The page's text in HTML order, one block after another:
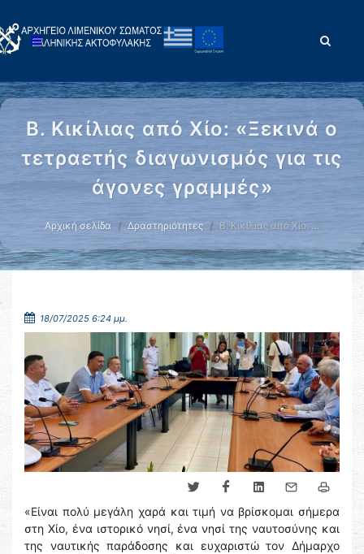
Β. Κικίλιας από Χίο: «Ξεκινά ο
τετραετής διαγωνισμός για τις
άγονες γραμμές»
Αρχική σελίδα Δραστηριότητες Β. Κικίλιας από Χίο: …
18/07/2025 6:24 μμ.
«Είναι πολύ μεγάλη χαρά και τιμή να βρίσκομαι σήμερα
στη Χίο, ένα ιστορικό νησί, ένα νησί της ναυτοσύνης και
της ναυτικής παράδοσης και ευχαριστώ τον Δήμαρχο